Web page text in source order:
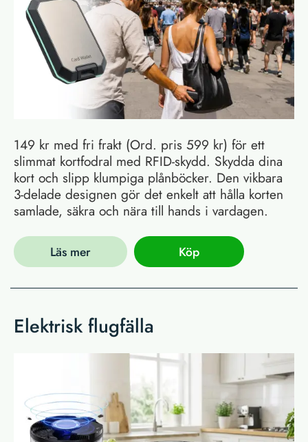
149 kr med fri frakt (Ord. pris 599 kr) för ett
slimmat kortfodral med RFID-skydd. Skydda dina
kort och slipp klumpiga plånböcker. Den vikbara
3-delade designen gör det enkelt att hålla korten
samlade, säkra och nära till hands i vardagen.
Läs mer Köp
Elektrisk flugfälla